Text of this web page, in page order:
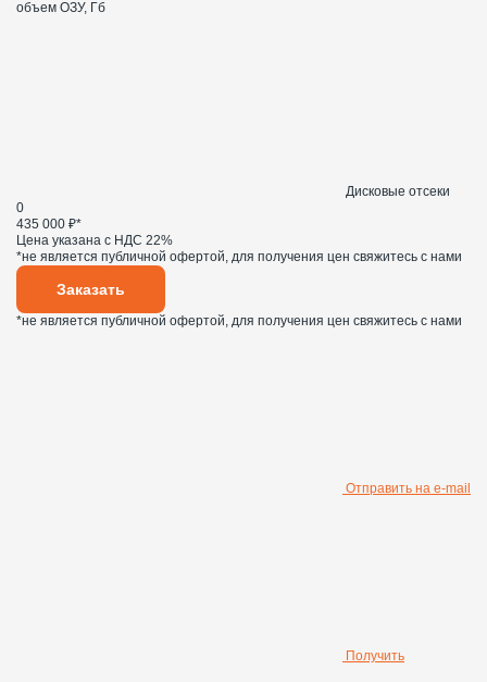
объем ОЗУ, Гб
Дисковые отсеки
0
435 000 ₽*
Цена указана с НДС 22%
*не является публичной офертой, для получения цен свяжитесь с нами
Заказать
*не является публичной офертой, для получения цен свяжитесь с нами
Отправить на e-mail
Получить